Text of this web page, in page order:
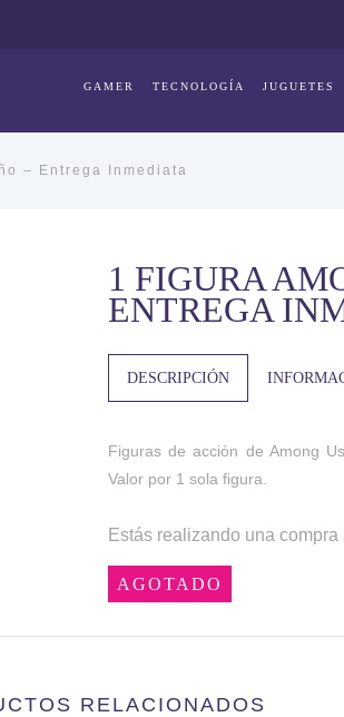
GAMER TECNOLOGÍA JUGUETES
– Entrega Inmediata
1 FIGURA
ENTREGA
DESCRIPCIÓN
Figuras de acción de Among
Valor por 1 sola figura.
Estás realizando una
AGOTADO
RELACIONADOS